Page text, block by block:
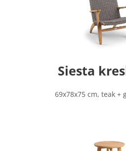
Siesta
69x78x75 cm, teak +